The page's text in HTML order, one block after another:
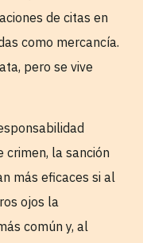
de citas en
como mercancía.
pero se vive
crimen, la sanción
más eficaces si al
ojos la
común y, al